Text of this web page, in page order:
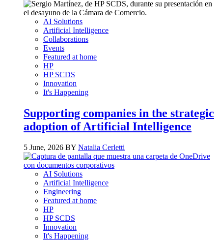
AI Solutions
Artificial Intelligence
Collaborations
Events
Featured at home
HP
HP SCDS
Innovation
It's Happening
Supporting companies in the strategic
adoption of Artificial Intelligence
5 June, 2026 BY Natalia Cerletti
AI Solutions
Artificial Intelligence
Engineering
Featured at home
HP
HP SCDS
Innovation
It's Happening